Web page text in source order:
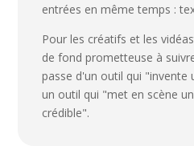
entrées en même temps :
Pour les créatifs et les
de fond prometteuse à
passe d'un outil qui "invente
un outil qui "met en scène
crédible".